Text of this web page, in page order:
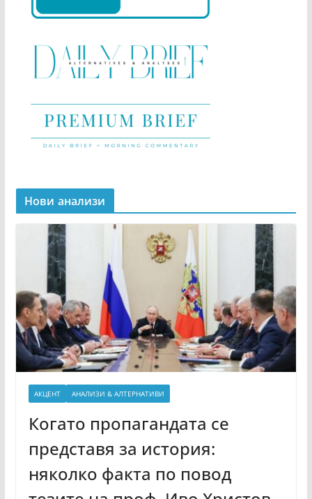
Нови анализи
АКЦЕНТ АНАЛИЗИ & АЛТЕРНАТИВИ
Когато пропагандата се
представя за история:
няколко факта по повод